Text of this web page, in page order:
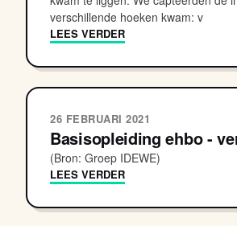
verschillende hoeken kwam: v
LEES VERDER
26 FEBRUARI 2021
Basisopleiding ehbo -
(Bron: Groep IDEWE)
LEES VERDER